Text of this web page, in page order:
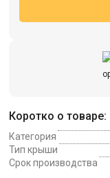
Коротко о товаре:
Категория
Тип крыши
Срок производства